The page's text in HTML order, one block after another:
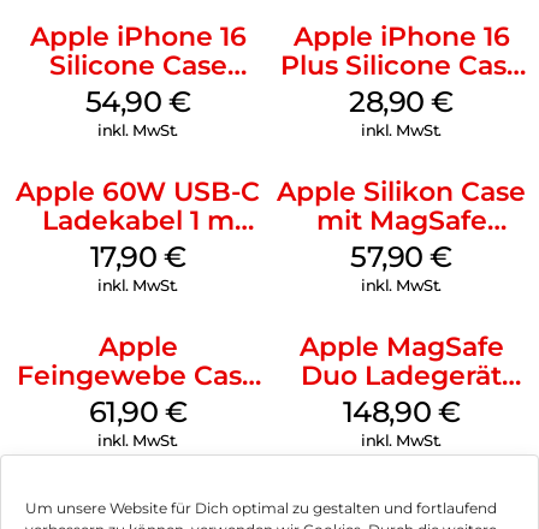
Um unsere Website für Dich optimal zu gestalten und fortlaufend
Apple iPhone 16
Silicone Case
MagSafe Black
54,90 €
inkl. MwSt.
Apple iPhone 16
Plus Silicone Case
MagSafe Black
28,90€
inkl. MwSt.
Apple 60W USB-C
Ladekabel 1 m
Weiß
17,90 €
inkl. MwSt.
Apple Silikon Case
mit MagSafe
iPhone 14 Pro
(PRODUCT)RED
57,90€
inkl. MwSt.
Apple
Feingewebe Case
iPhone 15 Pro
MagSafe Schwarz
61,90 €
inkl. MwSt.
Apple MagSafe
Duo Ladegerät
Weiß
148,90 €
inkl. MwSt.